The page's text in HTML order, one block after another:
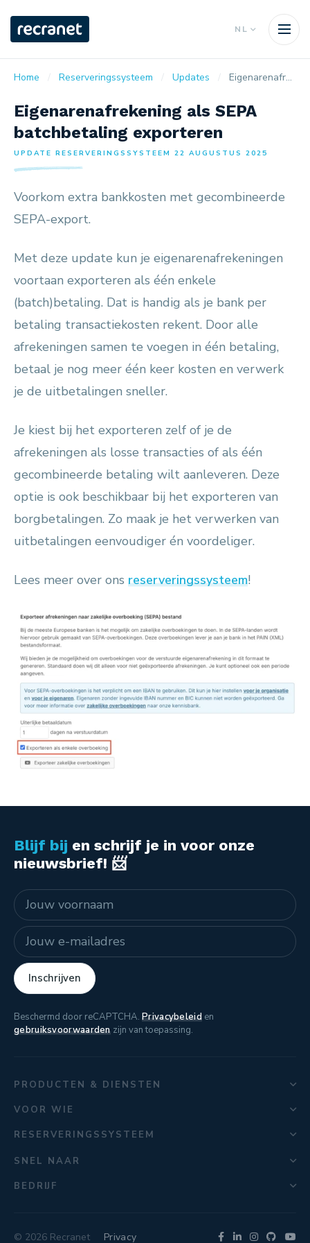
NL
Home Reserveringssysteem Updates Eigenarenafrekening als SEPA batchbetaling exporteren
Eigenarenafrekening als SEPA
batchbetaling exporteren
UPDATE RESERVERINGSSYSTEEM 22 AUGUSTUS 2025
Voorkom extra bankkosten met gecombineerde
SEPA-export.
Met deze update kun je eigenarenafrekeningen
voortaan exporteren als één enkele
(batch)betaling. Dat is handig als je bank per
betaling transactiekosten rekent. Door alle
afrekeningen samen te voegen in één betaling,
betaal je nog meer één keer kosten en verwerk
je de uitbetalingen sneller.
Je kiest bij het exporteren zelf of je de
afrekeningen als losse transacties of als één
gecombineerde betaling wilt aanleveren. Deze
optie is ook beschikbaar bij het exporteren van
borgbetalingen. Zo maak je het verwerken van
uitbetalingen eenvoudiger én voordeliger.
Lees meer over ons reserveringssysteem!
Blijf bij en schrijf je in voor onze
nieuwsbrief! 📨
Naam
E-mailadres
Inschrijven
Beschermd door reCAPTCHA. Privacybeleiden
gebruiksvoorwaardenzijn van toepassing.
PRODUCTEN & DIENSTEN
VOOR WIE
RESERVERINGSSYSTEEM
SNEL NAAR
BEDRIJF
© 2026 Recranet Privacy